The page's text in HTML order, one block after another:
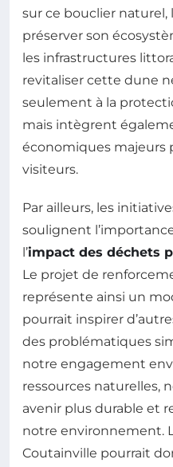
sur ce bouclier
préserver son
les infrastructures
revitaliser cette dune
seulement à la
mais intègrent
économiques majeurs
visiteurs.
Par ailleurs, les
soulignent
l’impact des déchets
Le projet de
représente ainsi un
pourrait inspirer
des problématiques
notre engagement
ressources naturelles,
avenir plus durable et
notre environnement.
Coutainville pourrait